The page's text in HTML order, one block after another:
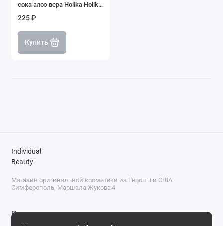
сока алоэ вера Holika Holika
225 ₽
Купить
Individual
Beauty
Магазин оригинальной косметики из Европы и США
Симферополь, Маршала Жукова 4
Поддержка